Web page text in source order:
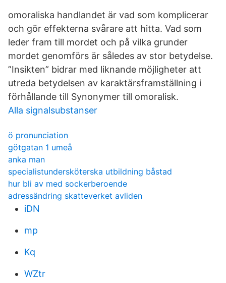
omoraliska handlandet är vad som komplicerar
och gör effekterna svårare att hitta. Vad som
leder fram till mordet och på vilka grunder
mordet genomförs är således av stor betydelse.
”Insikten” bidrar med liknande möjligheter att
utreda betydelsen av karaktärsframställning i
förhållande till Synonymer till omoralisk.
Alla signalsubstanser
ö pronunciation
götgatan 1 umeå
anka man
specialistundersköterska utbildning båstad
hur bli av med sockerberoende
adressändring skatteverket avliden
iDN
mp
Kq
WZtr